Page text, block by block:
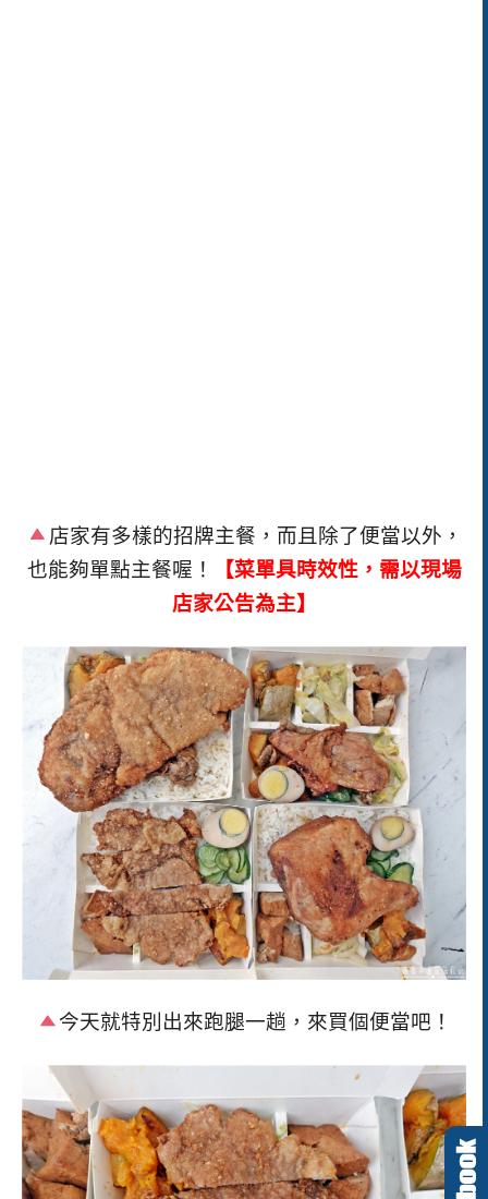
店家有多樣的招牌主餐，而且除了便當以外，
也能夠單點主餐喔！
【菜單具時效性，需以現場
店家公告為主】
今天就特別出來跑腿一趟，來買個便當吧！